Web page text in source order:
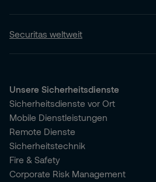
Securitas weltweit
Unsere Sicherheitsdienste
Sicherheitsdienste vor Ort
Mobile Dienstleistungen
Remote Dienste
Sicherheitstechnik
Fire & Safety
Corporate Risk Management